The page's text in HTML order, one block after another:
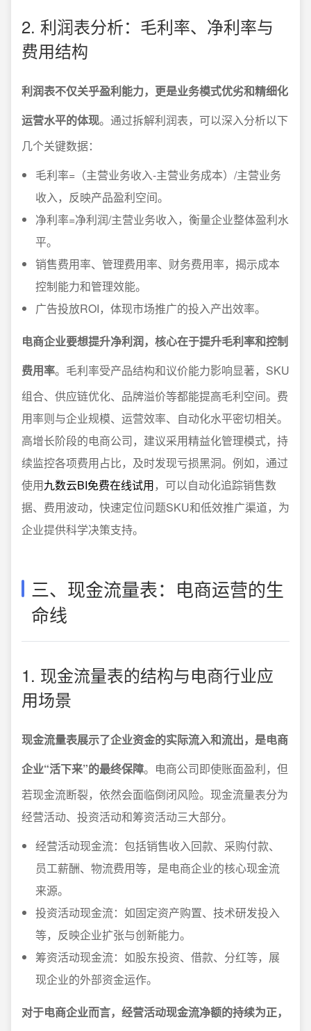
2. 利润表分析：毛利率、净利率与
费用结构
利润表不仅关乎盈利能力，更是业务模式优劣和精细化
运营水平的体现。通过拆解利润表，可以深入分析以下
几个关键数据：
毛利率=（主营业务收入-主营业务成本）/主营业务
收入，反映产品盈利空间。
净利率=净利润/主营业务收入，衡量企业整体盈利水
平。
销售费用率、管理费用率、财务费用率，揭示成本
控制能力和管理效能。
广告投放ROI，体现市场推广的投入产出效率。
电商企业要想提升净利润，核心在于提升毛利率和控制
费用率。毛利率受产品结构和议价能力影响显著，SKU
组合、供应链优化、品牌溢价等都能提高毛利空间。费
用率则与企业规模、运营效率、自动化水平密切相关。
高增长阶段的电商公司，建议采用精益化管理模式，持
续监控各项费用占比，及时发现亏损黑洞。例如，通过
使用九数云BI免费在线试用，可以自动化追踪销售数
据、费用波动，快速定位问题SKU和低效推广渠道，为
企业提供科学决策支持。
三、现金流量表：电商运营的生
命线
1. 现金流量表的结构与电商行业应
用场景
现金流量表展示了企业资金的实际流入和流出，是电商
企业“活下来”的最终保障。电商公司即使账面盈利，但
若现金流断裂，依然会面临倒闭风险。现金流量表分为
经营活动、投资活动和筹资活动三大部分。
经营活动现金流：包括销售收入回款、采购付款、
员工薪酬、物流费用等，是电商企业的核心现金流
来源。
投资活动现金流：如固定资产购置、技术研发投入
等，反映企业扩张与创新能力。
筹资活动现金流：如股东投资、借款、分红等，展
现企业的外部资金运作。
对于电商企业而言，经营活动现金流净额的持续为正，